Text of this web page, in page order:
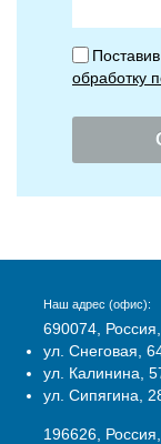
обработку
Наш адрес (офис):
690074,
ул. Снеговая,
ул. Калинина,
ул. Сипягина,
196626,